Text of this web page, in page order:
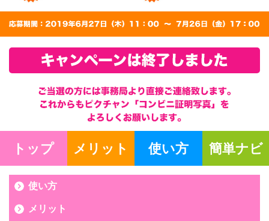
トップ メリット 使い方 簡単ナビ
使い方
メリット